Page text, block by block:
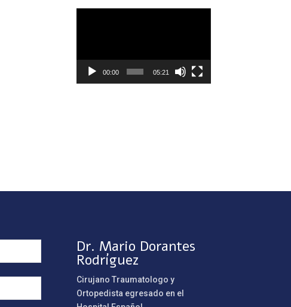
00:00 05:21
Dr. Mario Dorantes
Rodríguez
Cirujano Traumatologo y
Ortopedista egresado en el